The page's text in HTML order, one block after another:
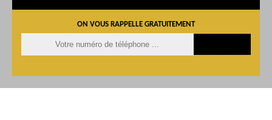
ON VOUS RAPPELLE GRATUITEMENT